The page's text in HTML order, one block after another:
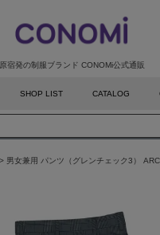
原宿発の制服ブランド CONOMi公式通販
SHOP LIST CATALOG
男女兼用 パンツ（グレンチェック3）